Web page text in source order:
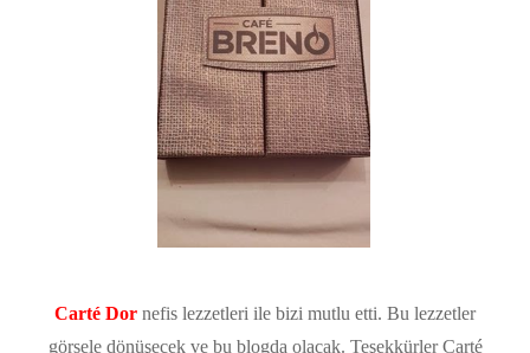
Carté Dor nefis lezzetleri ile bizi mutlu etti. Bu lezzetler
görsele dönüşecek ve bu blogda olacak. Teşekkürler Carté